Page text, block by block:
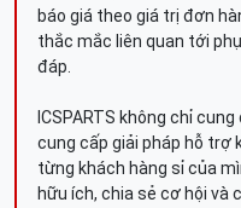
báo giá theo giá trị đơn
thắc mắc liên quan tới
đáp.
ICSPARTS không chỉ
cung cấp giải pháp hỗ trợ
từng khách hàng sỉ của
hữu ích, chia sẻ cơ hội và